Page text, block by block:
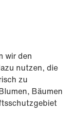
wir den
nutzen, die
zu
Bäumen